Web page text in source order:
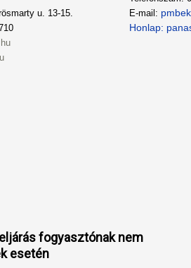
u. 13-15.
E-mail:
Honlap:
fogyasztónak nem
esetén